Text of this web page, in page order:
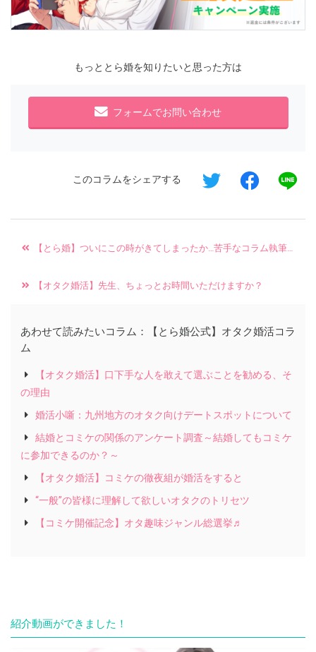
もっととら婚を知りたいと思った方は
フォームでお問い合わせ
このコラムをシェアする
【とら婚】ついにこの時がきてしまったか…苦手なコラム執筆に挑戦！【婚活コラム】
【オタク婚活】先生、ちょっとお時間いただけますか？
あわせて読みたいコラム：【とら婚公式】オタク婚活コラ
ム
【オタク婚活】口下手な人を敢えて選ぶことを勧める、そ
の理由
婚活小噺：九州地方のオタク向けデートスポットについて
結婚とコミケの関係のアンケート調査～結婚してもコミケ
に参加できるのか？～
【オタク婚活】コミケの徹夜組が婚活をすると
“一般”の皆様に理解して欲しいオタクのトリセツ
【コミケ開催記念】オタ趣味ジャンル総選挙♬
紹介動画ができました！